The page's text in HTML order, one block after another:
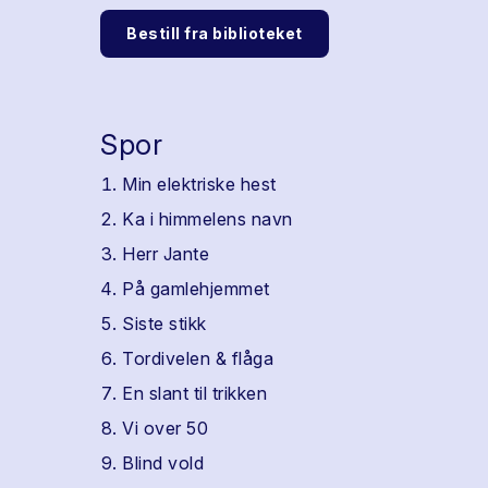
Bestill fra biblioteket
Spor
Min elektriske hest
Ka i himmelens navn
Herr Jante
På gamlehjemmet
Siste stikk
Tordivelen & flåga
En slant til trikken
Vi over 50
Blind vold